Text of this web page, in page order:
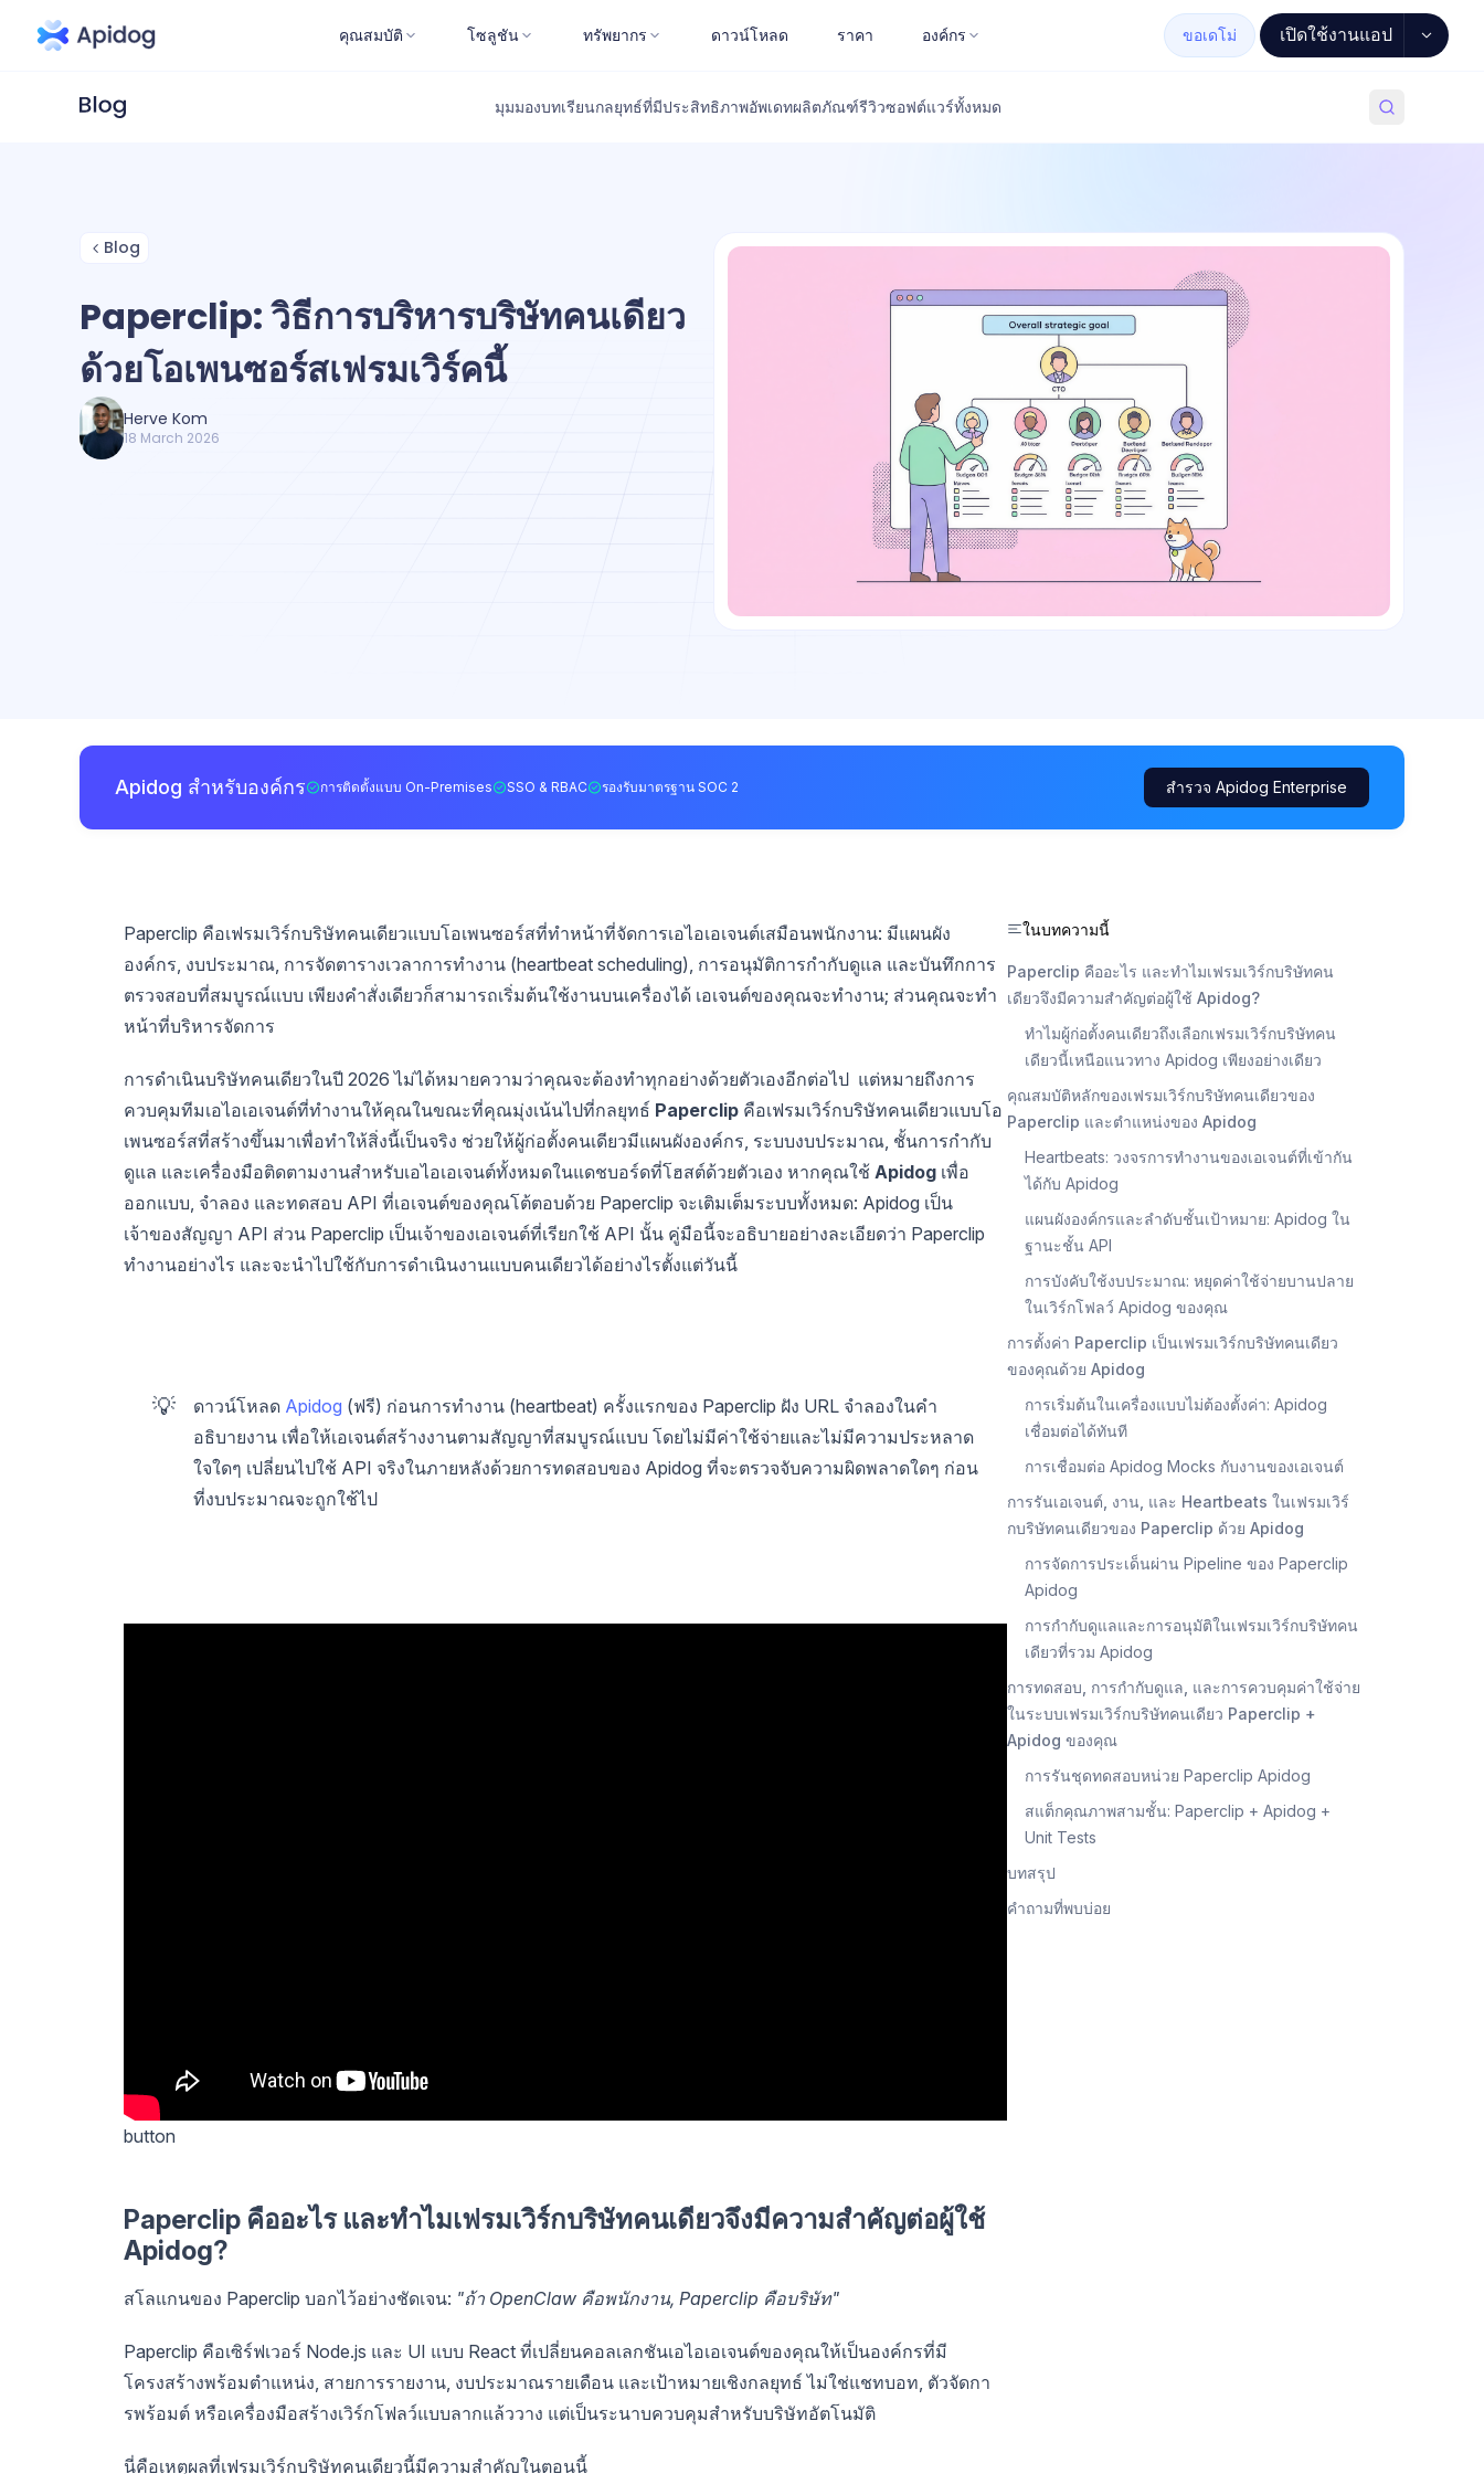
คุณสมบัติ โซลูชัน ทรัพยากร ดาวน์โหลด ราคา องค์กร ขอเดโม่ เปิดใช้งานแอป
มุมมองบทเรียนกลยุทธ์ที่มีประสิทธิภาพอัพเดทผลิตภัณฑ์รีวิวซอฟต์แวร์ทั้งหมด
Blog
Paperclip: วิธีการบริหารบริษัทคนเดียว
ด้วยโอเพนซอร์สเฟรมเวิร์คนี้
Herve Kom
18 March 2026
Apidog สำหรับองค์กร การติดตั้งแบบ On-Premises SSO & RBAC รองรับมาตรฐาน SOC 2 สำรวจ Apidog Enterprise
Paperclip คือเฟรมเวิร์กบริษัทคนเดียวแบบโอเพนซอร์สที่ทำหน้าที่จัดการเอไอเอเจนต์เสมือนพนักงาน: มีแผนผัง
องค์กร, งบประมาณ, การจัดตารางเวลาการทำงาน (heartbeat scheduling), การอนุมัติการกำกับดูแล และบันทึกการ
ตรวจสอบที่สมบูรณ์แบบ เพียงคำสั่งเดียวก็สามารถเริ่มต้นใช้งานบนเครื่องได้ เอเจนต์ของคุณจะทำงาน; ส่วนคุณจะทำ
หน้าที่บริหารจัดการ
การดำเนินบริษัทคนเดียวในปี 2026 ไม่ได้หมายความว่าคุณจะต้องทำทุกอย่างด้วยตัวเองอีกต่อไป แต่หมายถึงการ
ควบคุมทีมเอไอเอเจนต์ที่ทำงานให้คุณในขณะที่คุณมุ่งเน้นไปที่กลยุทธ์ Paperclip คือเฟรมเวิร์กบริษัทคนเดียวแบบโอ
เพนซอร์สที่สร้างขึ้นมาเพื่อทำให้สิ่งนี้เป็นจริง ช่วยให้ผู้ก่อตั้งคนเดียวมีแผนผังองค์กร, ระบบงบประมาณ, ชั้นการกำกับ
ดูแล และเครื่องมือติดตามงานสำหรับเอไอเอเจนต์ทั้งหมดในแดชบอร์ดที่โฮสต์ด้วยตัวเอง หากคุณใช้ Apidog เพื่อ
ออกแบบ, จำลอง และทดสอบ API ที่เอเจนต์ของคุณโต้ตอบด้วย Paperclip จะเติมเต็มระบบทั้งหมด: Apidog เป็น
เจ้าของสัญญา API ส่วน Paperclip เป็นเจ้าของเอเจนต์ที่เรียกใช้ API นั้น คู่มือนี้จะอธิบายอย่างละเอียดว่า Paperclip
ทำงานอย่างไร และจะนำไปใช้กับการดำเนินงานแบบคนเดียวได้อย่างไรตั้งแต่วันนี้
💡 ดาวน์โหลด Apidog (ฟรี) ก่อนการทำงาน (heartbeat) ครั้งแรกของ Paperclip ฝัง URL จำลองในคำ
อธิบายงาน เพื่อให้เอเจนต์สร้างงานตามสัญญาที่สมบูรณ์แบบ โดยไม่มีค่าใช้จ่ายและไม่มีความประหลาด
ใจใดๆ เปลี่ยนไปใช้ API จริงในภายหลังด้วยการทดสอบของ Apidog ที่จะตรวจจับความผิดพลาดใดๆ ก่อน
ที่งบประมาณจะถูกใช้ไป
button
Paperclip คืออะไร และทำไมเฟรมเวิร์กบริษัทคนเดียวจึงมีความสำคัญต่อผู้ใช้
Apidog?
สโลแกนของ Paperclip บอกไว้อย่างชัดเจน: "ถ้า OpenClaw คือพนักงาน, Paperclip คือบริษัท"
Paperclip คือเซิร์ฟเวอร์ Node.js และ UI แบบ React ที่เปลี่ยนคอลเลกชันเอไอเอเจนต์ของคุณให้เป็นองค์กรที่มี
โครงสร้างพร้อมตำแหน่ง, สายการรายงาน, งบประมาณรายเดือน และเป้าหมายเชิงกลยุทธ์ ไม่ใช่แชทบอท, ตัวจัดกา
รพร้อมต์ หรือเครื่องมือสร้างเวิร์กโฟลว์แบบลากแล้ววาง แต่เป็นระนาบควบคุมสำหรับบริษัทอัตโนมัติ
นี่คือเหตุผลที่เฟรมเวิร์กบริษัทคนเดียวนี้มีความสำคัญในตอนนี้
ในบทความนี้
Paperclip คืออะไร และทำไมเฟรมเวิร์กบริษัทคน
เดียวจึงมีความสำคัญต่อผู้ใช้ Apidog?
ทำไมผู้ก่อตั้งคนเดียวถึงเลือกเฟรมเวิร์กบริษัทคน
เดียวนี้เหนือแนวทาง Apidog เพียงอย่างเดียว
คุณสมบัติหลักของเฟรมเวิร์กบริษัทคนเดียวของ
Paperclip และตำแหน่งของ Apidog
Heartbeats: วงจรการทำงานของเอเจนต์ที่เข้ากัน
ได้กับ Apidog
แผนผังองค์กรและลำดับชั้นเป้าหมาย: Apidog ใน
ฐานะชั้น API
การบังคับใช้งบประมาณ: หยุดค่าใช้จ่ายบานปลาย
ในเวิร์กโฟลว์ Apidog ของคุณ
การตั้งค่า Paperclip เป็นเฟรมเวิร์กบริษัทคนเดียว
ของคุณด้วย Apidog
การเริ่มต้นในเครื่องแบบไม่ต้องตั้งค่า: Apidog
เชื่อมต่อได้ทันที
การเชื่อมต่อ Apidog Mocks กับงานของเอเจนต์
การรันเอเจนต์, งาน, และ Heartbeats ในเฟรมเวิร์
กบริษัทคนเดียวของ Paperclip ด้วย Apidog
การจัดการประเด็นผ่าน Pipeline ของ Paperclip
Apidog
การกำกับดูแลและการอนุมัติในเฟรมเวิร์กบริษัทคน
เดียวที่รวม Apidog
การทดสอบ, การกำกับดูแล, และการควบคุมค่าใช้จ่าย
ในระบบเฟรมเวิร์กบริษัทคนเดียว Paperclip +
Apidog ของคุณ
การรันชุดทดสอบหน่วย Paperclip Apidog
สแต็กคุณภาพสามชั้น: Paperclip + Apidog +
Unit Tests
บทสรุป
คำถามที่พบบ่อย